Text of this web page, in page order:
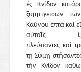
ἐς Κνίδον
ξυμμιγεισῶν
Καύνου ἑπτὰ καὶ
αὐτοῖς
πλεύσαντες καὶ
τῇ Σύμῃ
τὴν Κνίδον